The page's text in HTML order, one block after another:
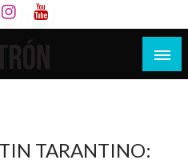
cine española y
TARANTINO: